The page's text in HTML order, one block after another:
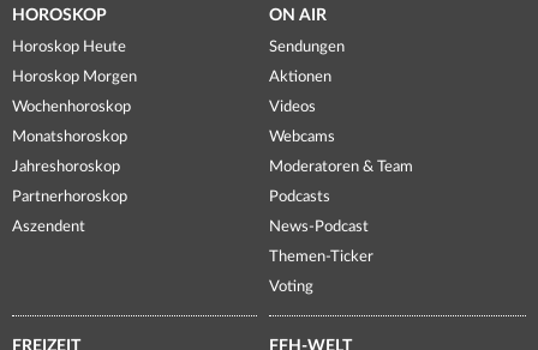
HOROSKOP
Horoskop Heute
Horoskop Morgen
Wochenhoroskop
Monatshoroskop
Jahreshoroskop
Partnerhoroskop
Aszendent
ON AIR
Sendungen
Aktionen
Videos
Webcams
Moderatoren & Team
Podcasts
News-Podcast
Themen-Ticker
Voting
FREIZEIT FFH-WELT